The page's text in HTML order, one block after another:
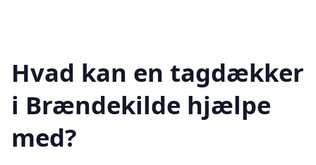
Hvad kan en tagdækker
i Brændekilde hjælpe
med?